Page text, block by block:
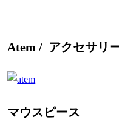
Atem / アクセサリ
マウスピース